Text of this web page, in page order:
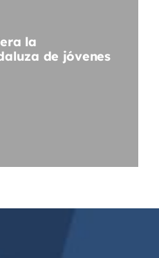
la
de jóvenes